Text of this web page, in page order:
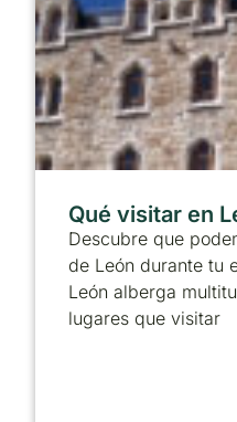
Qué visitar en
Descubre que
de León durante tu
León alberga
lugares que visitar